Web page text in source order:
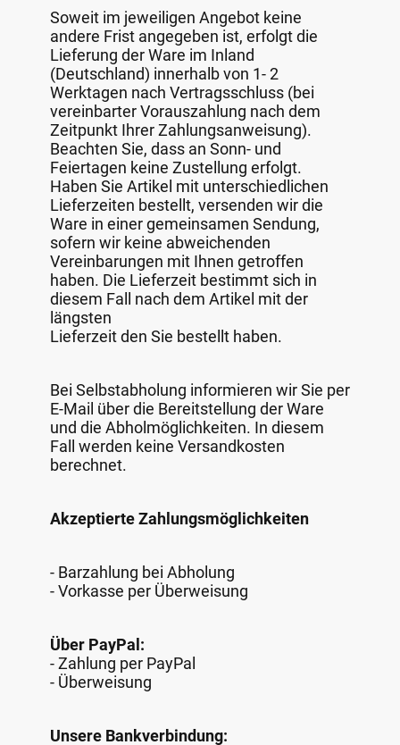
Soweit im jeweiligen Angebot keine
andere Frist angegeben ist, erfolgt die
Lieferung der Ware im Inland
(Deutschland) innerhalb von 1- 2
Werktagen nach Vertragsschluss (bei
vereinbarter Vorauszahlung nach dem
Zeitpunkt Ihrer Zahlungsanweisung).
Beachten Sie, dass an Sonn- und
Feiertagen keine Zustellung erfolgt.
Haben Sie Artikel mit unterschiedlichen
Lieferzeiten bestellt, versenden wir die
Ware in einer gemeinsamen Sendung,
sofern wir keine abweichenden
Vereinbarungen mit Ihnen getroffen
haben. Die Lieferzeit bestimmt sich in
diesem Fall nach dem Artikel mit der
längsten
Lieferzeit den Sie bestellt haben.
Bei Selbstabholung informieren wir Sie per
E-Mail über die Bereitstellung der Ware
und die Abholmöglichkeiten. In diesem
Fall werden keine Versandkosten
berechnet.
Akzeptierte Zahlungsmöglichkeiten
- Barzahlung bei Abholung
- Vorkasse per Überweisung
Über PayPal:
- Zahlung per PayPal
- Überweisung
Unsere Bankverbindung: